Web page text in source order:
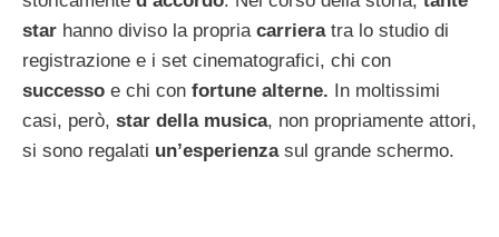
star hanno diviso la propria carrieratra lo studio di
registrazione e i set cinematografici, chi con
successo e chi con fortune alterne. In moltissimi
casi, però, star della musica, non propriamente attori,
si sono regalati un’esperienzasul grande schermo.